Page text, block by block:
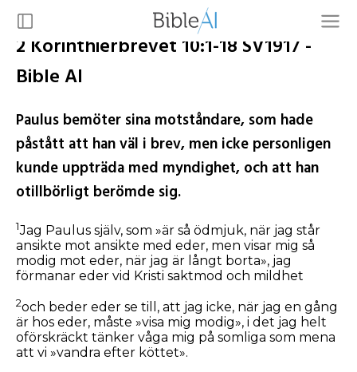
2 Korinthierbrevet 10:1-18 SV1917 -
Bible AI
Paulus bemöter sina motståndare, som hade
påstått att han väl i brev, men icke personligen
kunde uppträda med myndighet, och att han
otillbörligt berömde sig.
1Jag Paulus själv, som »är så ödmjuk, när jag står
ansikte mot ansikte med eder, men visar mig så
modig mot eder, när jag är långt borta», jag
förmanar eder vid Kristi saktmod och mildhet
2och beder eder se till, att jag icke, när jag en gång
är hos eder, måste »visa mig modig», i det jag helt
oförskräckt tänker våga mig på somliga som mena
att vi »vandra efter köttet».